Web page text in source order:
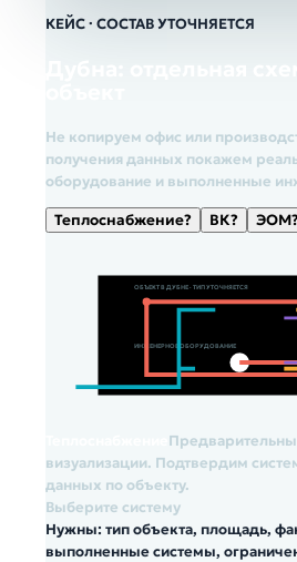
КЕЙС · СОСТАВ УТОЧНЯЕТСЯ
Не копируем офис или
получения данных покажем
оборудование и выполненные
Теплоснабжение? ВК?
ОБЪЕКТ В ДУБНЕ · ТИП УТОЧНЯЕТСЯ
ИНЖЕНЕРНОЕ ОБОРУДОВАНИЕ
визуализации. Подтвердим
данных по объекту.
Выберите систему
Нужны: тип объекта, площадь,
выполненные системы,